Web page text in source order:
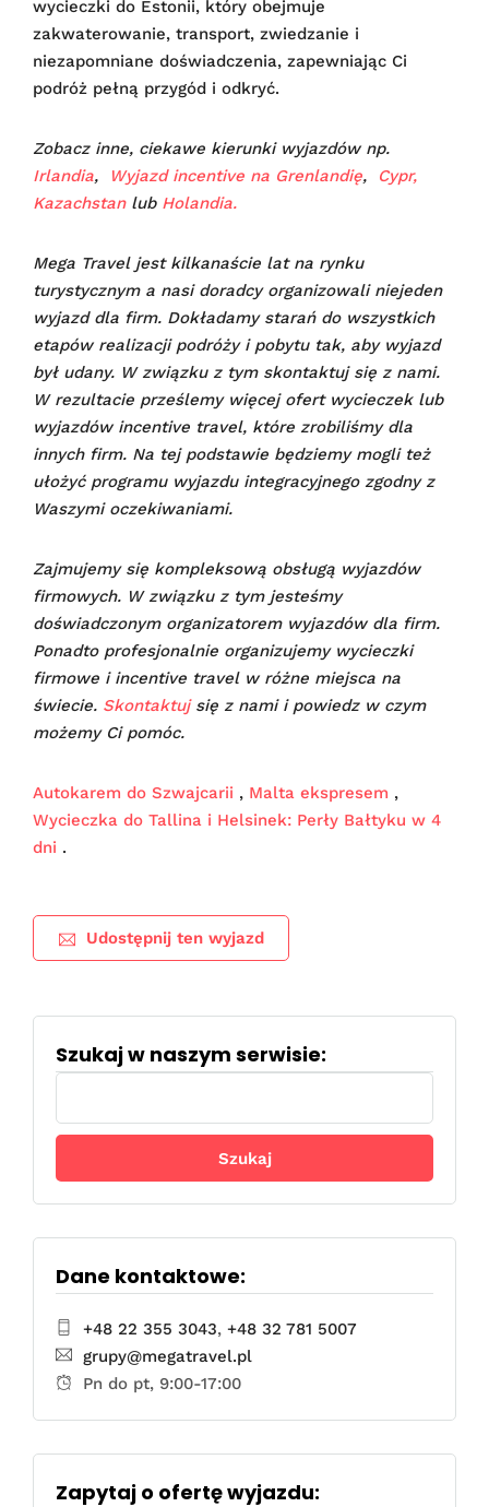
wycieczki do Estonii, który obejmuje
zakwaterowanie, transport, zwiedzanie i
niezapomniane doświadczenia, zapewniając Ci
podróż pełną przygód i odkryć.
Zobacz inne, ciekawe kierunki wyjazdów np.
Irlandia, Wyjazd incentive na Grenlandię,
Cypr,
Kazachstanlub Holandia.
Mega Travel jest kilkanaście lat na rynku
turystycznym a nasi doradcy organizowali niejeden
wyjazd dla firm. Dokładamy starań do wszystkich
etapów realizacji podróży i pobytu tak, aby wyjazd
był udany. W związku z tym skontaktuj się z nami.
W rezultacie prześlemy więcej ofert wycieczek lub
wyjazdów incentive travel, które zrobiliśmy dla
innych firm. Na tej podstawie będziemy mogli też
ułożyć programu wyjazdu integracyjnego zgodny z
Waszymi oczekiwaniami.
Zajmujemy się kompleksową obsługą wyjazdów
firmowych. W związku z tym jesteśmy
doświadczonym organizatorem wyjazdów dla firm.
Ponadto profesjonalnie organizujemy wycieczki
firmowe i incentive travel w różne miejsca na
świecie. Skontaktujsię z nami i powiedz w czym
możemy Ci pomóc.
Autokarem do Szwajcarii , Malta ekspresem ,
Wycieczka do Tallina i Helsinek: Perły Bałtyku w 4
dni .
Udostępnij ten wyjazd
Szukaj w naszym serwisie:
Dane kontaktowe:
+48 22 355 3043, +48 32 781 5007
grupy@megatravel.pl
Pn do pt, 9:00-17:00
Zapytaj o ofertę wyjazdu: